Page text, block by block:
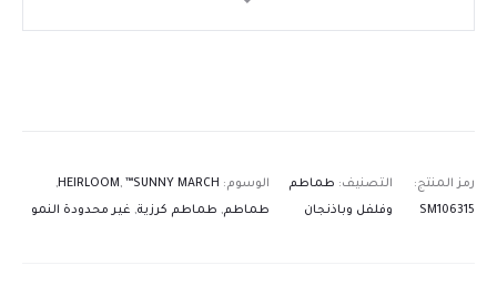
رمز المنتج:
SM106315
التصنيف: طماطم
وفلفل وباذنجان
الوسوم: HEIRLOOM, ™SUNNY MARCH
,
طماطم, طماطم كرزية, غير محدودة النمو